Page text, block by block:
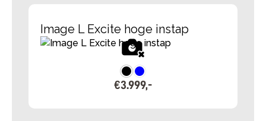
Image L Excite hoge instap
€3.999,-